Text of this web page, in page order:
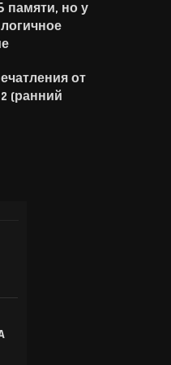
4 августа, 2026
памяти, но у
от
(ранний